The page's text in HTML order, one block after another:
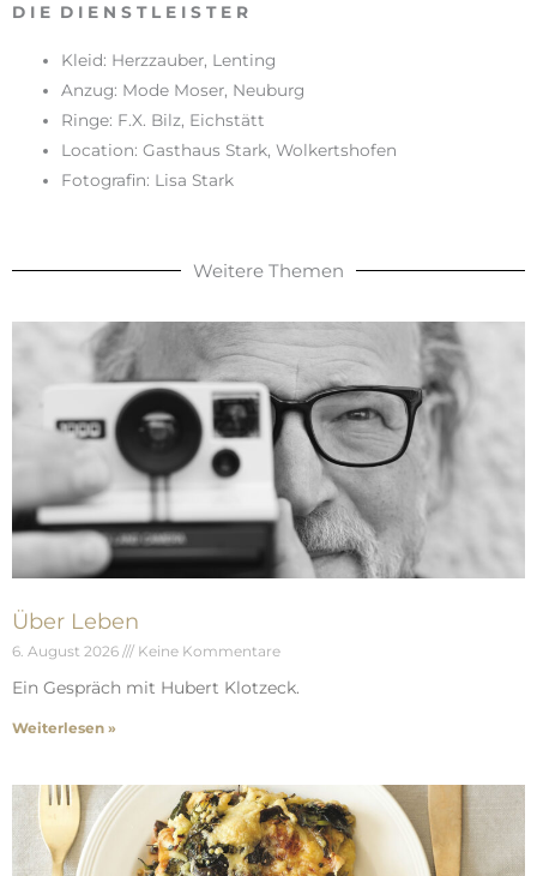
D I E D I E N S T L E I S T E R
Kleid: Herzzauber, Lenting
Anzug: Mode Moser, Neuburg
Ringe: F.X. Bilz, Eichstätt
Location: Gasthaus Stark, Wolkertshofen
Fotografin: Lisa Stark
Weitere Themen
Über Leben
6. August 2026 Keine Kommentare
Ein Gespräch mit Hubert Klotzeck.
Weiterlesen »